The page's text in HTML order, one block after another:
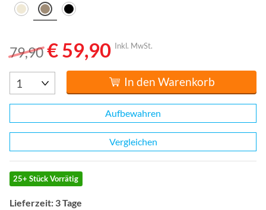
79,90 € 59,90 Inkl. MwSt.
In den Warenkorb
Aufbewahren
Vergleichen
25+ Stück Vorrätig
Lieferzeit: 3 Tage